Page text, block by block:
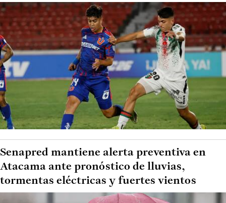
Senapred mantiene alerta preventiva en
Atacama ante pronóstico de lluvias,
tormentas eléctricas y fuertes vientos